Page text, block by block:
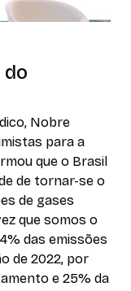
do
Nobre
para a
que o Brasil
de tornar-se o
de gases
que somos o
das emissões
de 2022, por
e 25% da